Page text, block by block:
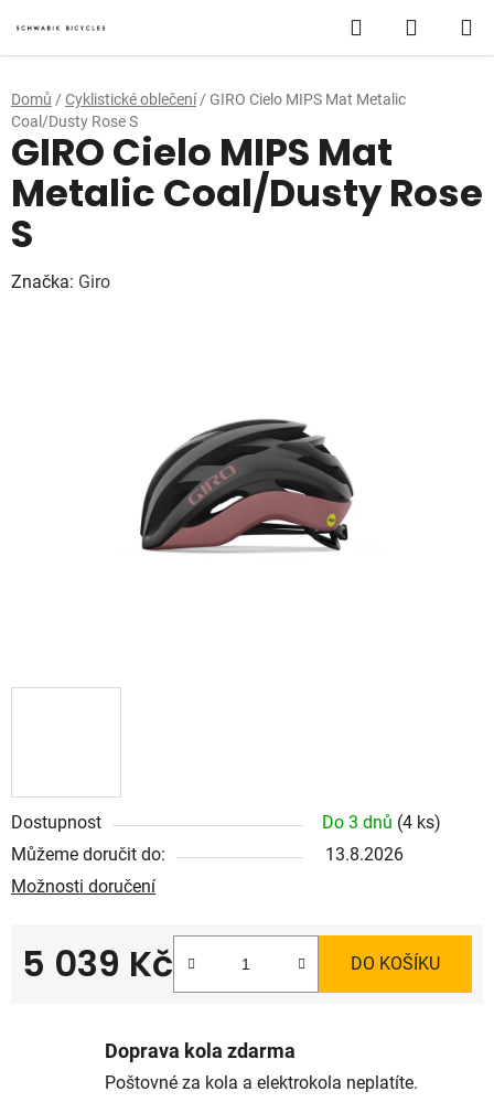
na
obsah
Hledat
KOŠÍK
Domů / Cyklistické oblečení / GIRO Cielo MIPS Mat Metalic
Coal/Dusty Rose S
Dostupnost Do 3 dnů (4 ks)
Můžeme doručit do:
13.8.2026
Možnosti doručení
5 039 Kč DO KOŠÍKU
GIRO Cielo MIPS Mat
Metalic Coal/Dusty Rose
S
Značka: Giro
Doprava kola zdarma
Poštovné za kola a elektrokola neplatíte.